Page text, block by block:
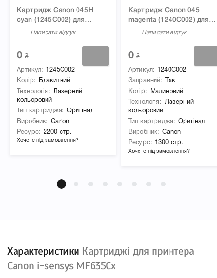
Картридж Canon 045H
cyan (1245C002) для
принтера i-sensys
MF631Cn, MF633Cdw,
MF635Cx
Написати відгук
0 ₴
Хочете під замовлення?
Артикул
1245C002
Колір
Блакитний
Технологія
Лазерний
кольоровий
Тип картриджа
Оригінал
Виробник
Canon
Ресурс
2200 стр.
Картридж Canon 045
magenta (1240C002) для
принтера i-sensys
MF631Cn, MF633Cdw,
MF635Cx
Написати відгук
0 ₴
Хочете під замовлення?
Артикул
1240C002
Заправний
Так
Колір
Малиновий
Технологія
Лазерний
кольоровий
Тип картриджа
Оригінал
Виробник
Canon
Ресурс
1300 стр.
Характеристики Картриджі для принтера
Canon i-sensys MF635Cx